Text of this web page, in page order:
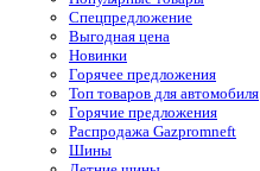
Спецпредложение
Выгодная цена
Новинки
Горячее предложения
Топ товаров для автомобиля
Горячие предложения
Распродажа Gazpromneft
Шины